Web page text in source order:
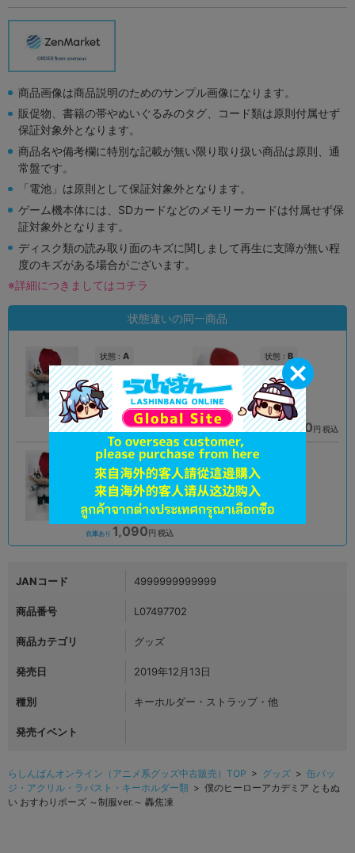
商品画像は商品説明のためのサンプル画像になります。
販促物、書籍の帯やぬいぐるみのタグ、コード類は原則付属せず
保証対象外となります。
商品名や備考欄に特別な記載が無い限り取り扱い商品は原則、通
常盤です。
「電池」は原則として保証対象外となります。
ゲーム機本体には、SDカードなどのメモリーカードは付属せず保
証対象外となります。
ディスク類の読み取り面のキズに関しまして再生に支障が無い程
度のキズがある場合がございます。
※詳細につきましてはコチラ
状態違いの同一商品
状態 : A
オンライン
在庫あり 1,491円 税込
状態 : B
熊本店
在庫あり 3,410円 税込
状態 :B
オンライン
在庫あり 1,090円 税込
JANコード 4999999999999
商品番号 L07497702
商品カテゴリ グッズ
発売日 2019年12月13日
種別 キーホルダー・ストラップ・他
発売イベント
らしんばんオンライン（アニメ系グッズ中古販売）TOP > グッズ > 缶バッ
ジ・アクリル・ラバスト・キーホルダー類 > 僕のヒーローアカデミア ともぬ
い おすわりポーズ ～制服ver.～ 轟焦凍